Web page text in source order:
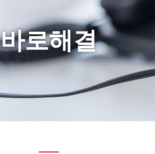
기업연혁
Dental
Medical
바로해결